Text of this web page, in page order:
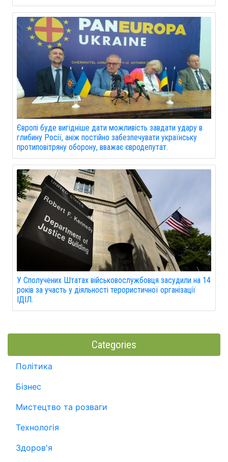
Європі буде вигідніше дати можливість завдати удару в
глибину Росії, аніж постійно забезпечувати українську
протиповітряну оборону, вважає євродепутат.
У Сполучених Штатах військовослужбовця засудили на 14
років за участь у діяльності терористичної організації
ІДІЛ.
Categories
Політика
Бізнес
Мистецтво та розваги
Технологія
Здоров'я